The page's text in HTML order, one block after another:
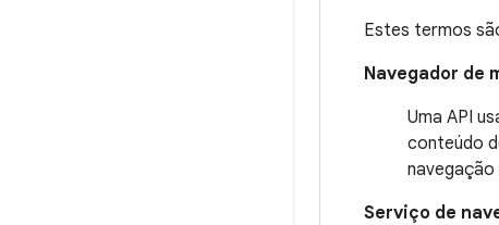
Estes termos
Navegador de
Uma API
conteúdo
navegação
Serviço de